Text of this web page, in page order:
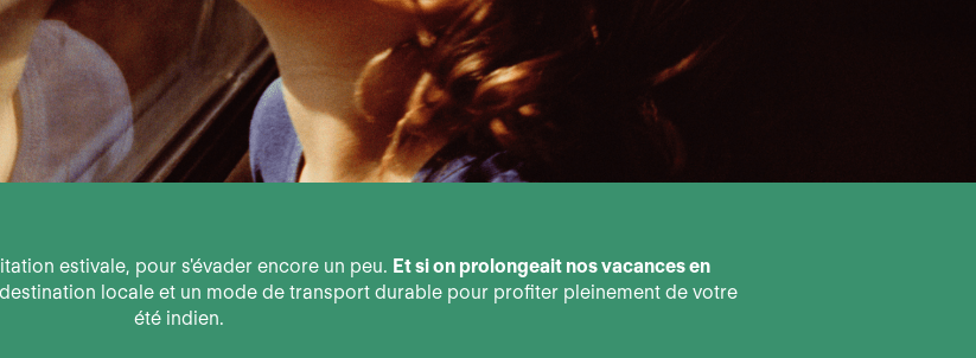
estivale, pour s'évader encore un peu. Et si on prolongeait nos vacances en
locale et un mode de transport durable pour profiter pleinement de votre
été indien.